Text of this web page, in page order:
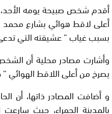
أقدم شخص صبيحة يومه الأحد،
أعلى لاقط هوائي بشارع محمد
بسبب غياب ” عشيقته التي
وأشارت مصادر محلية أن
يصرخ من أعلى اللاقط الهوائي ”
و أضافت المصادر ذاتها، أن
بالمدينة الحمراء، حيث